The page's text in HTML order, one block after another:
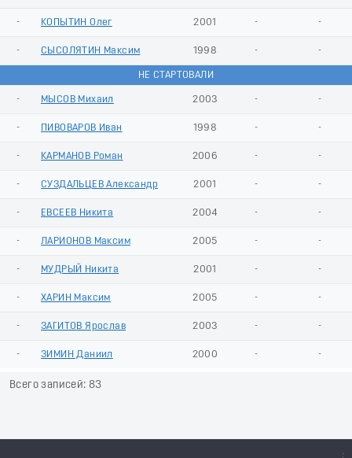
- КОПЫТИН Олег 2001 - -
- СЫСОЛЯТИН Максим 1998 - -
НЕ СТАРТОВАЛИ
- МЫСОВ Михаил 2003 - -
- ПИВОВАРОВ Иван 1998 - -
- КАРМАНОВ Роман 2006 - -
- СУЗДАЛЬЦЕВ Александр 2001 - -
- ЕВСЕЕВ Никита 2004 - -
- ЛАРИОНОВ Максим 2005 - -
- МУДРЫЙ Никита 2001 - -
- ХАРИН Максим 2005 - -
- ЗАГИТОВ Ярослав 2003 - -
- ЗИМИН Даниил 2000 - -
Всего записей: 83